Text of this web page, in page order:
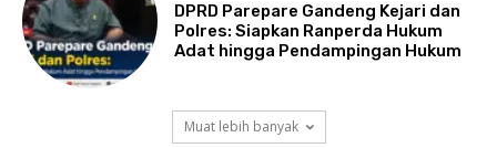
DPRD Parepare Gandeng Kejari dan
Polres: Siapkan Ranperda Hukum
Adat hingga Pendampingan Hukum
Muat lebih banyak